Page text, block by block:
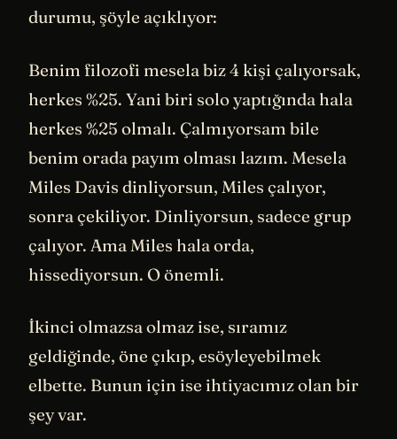
durumu, şöyle açıklıyor:
Benim filozofi mesela biz 4 kişi çalıyorsak,
herkes %25. Yani biri solo yaptığında hala
herkes %25 olmalı. Çalmıyorsam bile
benim orada payım olması lazım. Mesela
Miles Davis dinliyorsun, Miles çalıyor,
sonra çekiliyor. Dinliyorsun, sadece grup
çalıyor. Ama Miles hala orda,
hissediyorsun. O önemli.
İkinci olmazsa olmaz ise, sıramız
geldiğinde, öne çıkıp, esöyleyebilmek
elbette. Bunun için ise ihtiyacımız olan bir
şey var.